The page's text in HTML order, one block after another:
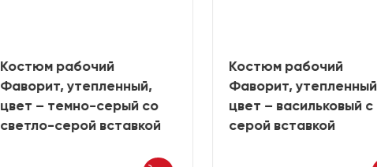
Костюм рабочий
Фаворит, утепленный,
цвет – темно-серый со
светло-серой вставкой
Костюм рабочий
Фаворит, утепленный,
цвет – васильковый с
серой вставкой